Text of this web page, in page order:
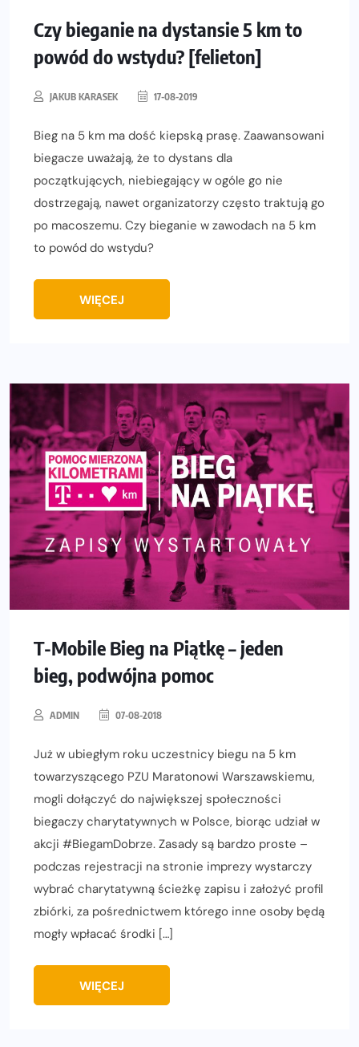
Czy bieganie na dystansie 5 km to
powód do wstydu? [felieton]
JAKUB KARASEK 17-08-2019
Bieg na 5 km ma dość kiepską prasę. Zaawansowani
biegacze uważają, że to dystans dla
początkujących, niebiegający w ogóle go nie
dostrzegają, nawet organizatorzy często traktują go
po macoszemu. Czy bieganie w zawodach na 5 km
to powód do wstydu?
WIĘCEJ
T-Mobile Bieg na Piątkę – jeden
bieg, podwójna pomoc
ADMIN 07-08-2018
Już w ubiegłym roku uczestnicy biegu na 5 km
towarzyszącego PZU Maratonowi Warszawskiemu,
mogli dołączyć do największej społeczności
biegaczy charytatywnych w Polsce, biorąc udział w
akcji #BiegamDobrze. Zasady są bardzo proste –
podczas rejestracji na stronie imprezy wystarczy
wybrać charytatywną ścieżkę zapisu i założyć profil
zbiórki, za pośrednictwem którego inne osoby będą
mogły wpłacać środki […]
WIĘCEJ